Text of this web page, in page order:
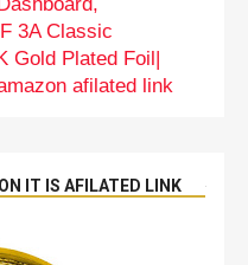
3A Classic
Gold Plated Foil|
afilated link
IT IS AFILATED LINK